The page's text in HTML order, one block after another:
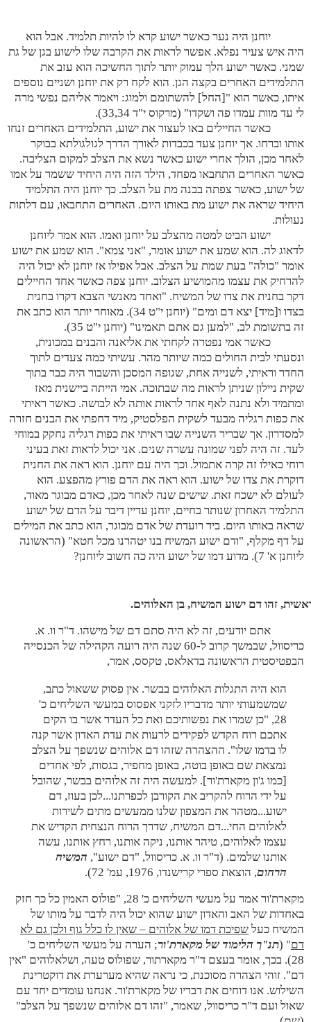
יוחנן היה נער כאשר ישוע קרא לו להיות תלמיד. אבל הוא
היה איש צעיר נפלא. אפשר לראות את הקרבה שלו לישוע בגן של גת
שמני. כאשר ישוע הלך עמוק יותר לתוך החשיכה הוא עזב את
התלמידים האחרים בקצה הגן. הוא לקח רק את יוחנן ושניים נוספים
איתו, כאשר הוא "[החל] להשתומם ולמוג: ויאמר אליהם נפשי מרה
לי עד מוות עמדו פה ושקדו" (מרקוס י"ד 33,34).
כאשר החיילים באו לעצור את ישוע, התלמידים האחרים זנחו
אותו וברחו. אך יוחנן צעד בכבדות לאורך הדרך לגולגולתא בבוקר
לאחר מכן, הולך אחרי ישוע כאשר נשא את הצלב למקום הצליבה.
כאשר האחרים התחבאו מפחד, הילד הזה היה היחיד ששמר על אמו
של ישוע, כאשר צפתה בבנה מת על הצלב. כך יוחנן היה התלמיד
היחיד שראה את ישוע מת באותו היום. האחרים התחבאו, עם דלתות
נעולות.
ישוע הביט למטה מהצלב על יוחנן ואמו. הוא אמר ליוחנן
לדאוג לה. הוא שמע את ישוע אומר, "אני צמא". הוא שמע את ישוע
אומר "כולה" בעת שמת על הצלב. אבל אפילו אז יוחנן לא יכול היה
להרחיק את עצמו מהמושיע הצלוב. יוחנן צפה כאשר אחד החיילים
דקר בחנית את צדו של המשיח. "ואחד מאנשי הצבא דקרו בחנית
בצדו ו[מיד] יצא דם ומים" (יוחנן י"ט 34). מאוחר יותר הוא כתב את
זה בתשומת לב, "למען גם אתם תאמינו" (יוחנן י"ט 35).
כאשר אמי נפטרה לקחתי את אליאנה והבנים במכונית,
ונסעתי לבית החולים כמה שיותר מהר. עשיתי כמה צעדים לתוך
החדר וראיתי, לשנייה אחת, שגופה המסכן והשבור היה כבר בתוך
שקית ניילון שניתן לראות מה שבתוכה. אמי הייתה ביישנית מאז
ומתמיד ולא נתנה לאף אחד לראות אותה לא לבושה. כאשר ראיתי
את כפות רגליה מבעד לשקית הפלסטיק, מיד דחפתי את הבנים חזרה
למסדרון. אך שבריר השנייה שבו ראיתי את כפות רגליה נחקק במוחי
לעד. זה היה לפני שמונה עשרה שנים. אני יכול לראות זאת בעיני
רוחי כאילו זה קרה אתמול. וכך היה עם יוחנן. הוא ראה את החנית
דוקרת את צדו של ישוע. הוא ראה את הדם פורץ מהפצע. הוא
לעולם לא ישכח זאת. שישים שנה לאחר מכן, כאדם מבוגר מאוד,
התלמיד האחרון שנותר בחיים, יוחנן עדיין דיבר על הדם של ישוע
שראה באותו היום. ביד רועדת של אדם מבוגר, הוא כתב את המילים
על דף מקלף, "ודם ישוע המשיח בנו יטהרנו מכל חטא" (הראשונה
ליוחנן א' 7). מדוע דמו של ישוע היה כה חשוב ליוחנן?
אתם יודעים, זה לא היה סתם דם של מישהו. ד"ר וו. א.
כריסוול, שבמשך קרוב ל-60 שנה היה רועה הקהילה של הכנסייה
הבפטיסטית הראשונה בדאלאס, טקסס, אמר,
הוא היה התגלות האלוהים בבשר. אין פסוק ששאול כתב,
שמשמעותי יותר מדבריו לזקני אפסוס במעשי השליחים כ'
28, "כן שמרו את נפשותיכם ואת כל העדר אשר בו הקים
אתכם רוח הקדש לפקידים לרעות את עדת האדון אשר קנה
לו בדמו שלו". ההצהרה שזהו דם אלוהים שנשפך על הצלב
נמצאת שם באופן בוטה, באופן מחפיר, בגסות, לפי אחדים
[כמו ג'ון מקארת'ור]. למעשה היה זה אלוהים בבשר, שהובל
על ידי הרוח להקריב את הקורבן לכפרתנו...לכן בעוז, דם
ישוע...מטהר את המצפון שלנו ממעשים מתים לשירות
לאלוהים החי...דם המשיח, שדרך הרוח הנצחית הקדיש את
עצמו לאלוהים, טיהר אותנו, ניקה אותנו, רחץ אותנו, עשה
אותנו שלמים. (ד"ר וו. א. כריסוול, "דם ישוע", המשיח
הרחום, הוצאת ספרי קרישנדו, 1976, עמ' 72).
מקארת'ור אמר על מעשי השליחים כ' 28, "פולוס האמין כל כך חזק
באחדות של האב והאדון ישוע שהוא יכול היה לדבר על מותו של
המשיח כעל שפיכת דמו של אלוהים – שאין לו כלל גוף ולכן גם לא
דם" (תנ"ך הלימוד של מקארת'ור; הערה על מעשי השליחים כ'
28). בכך, אומר בעצם ד"ר מקארתור, שפולוס טעה, ושלאלוהים "אין
דם". זוהי הצהרה מסוכנת, כי נראה שהיא מערערת את דוקטרינת
השילוש. אנו דוחים את דבריו של מקארת'ור. אנחנו עומדים יחד עם
שאול ועם ד"ר כריסוול, שאמר, "זהו דם אלוהים שנשפך על הצלב"